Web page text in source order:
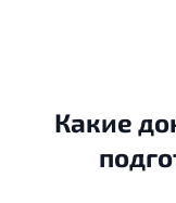
Какие